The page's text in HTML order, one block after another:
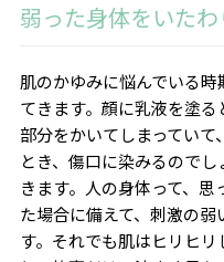
弱った身体をいたわ
肌のかゆみに悩んでいる
てきます。顔に乳液を塗
部分をかいてしまってい
とき、傷口に染みるので
きます。人の身体って、
た場合に備えて、刺激の
す。それでも肌はヒリヒ